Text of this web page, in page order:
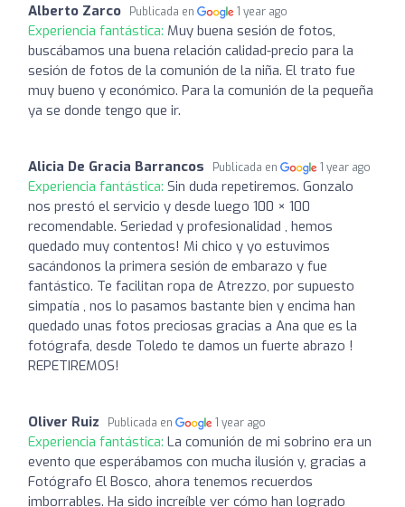
Alberto Zarco Publicada en 1 year ago
Experiencia fantástica: Muy buena sesión de fotos,
buscábamos una buena relación calidad-precio para la
sesión de fotos de la comunión de la niña. El trato fue
muy bueno y económico. Para la comunión de la pequeña
ya se donde tengo que ir.
Alicia De Gracia Barrancos Publicada en 1 year ago
Experiencia fantástica: Sin duda repetiremos. Gonzalo
nos prestó el servicio y desde luego 100 × 100
recomendable. Seriedad y profesionalidad , hemos
quedado muy contentos! Mi chico y yo estuvimos
sacándonos la primera sesión de embarazo y fue
fantástico. Te facilitan ropa de Atrezzo, por supuesto
simpatía , nos lo pasamos bastante bien y encima han
quedado unas fotos preciosas gracias a Ana que es la
fotógrafa, desde Toledo te damos un fuerte abrazo !
REPETIREMOS!
Oliver Ruiz Publicada en 1 year ago
Experiencia fantástica: La comunión de mi sobrino era un
evento que esperábamos con mucha ilusión y, gracias a
Fotógrafo El Bosco, ahora tenemos recuerdos
imborrables. Ha sido increíble ver cómo han logrado